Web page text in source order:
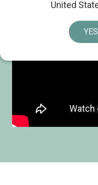
United
YES